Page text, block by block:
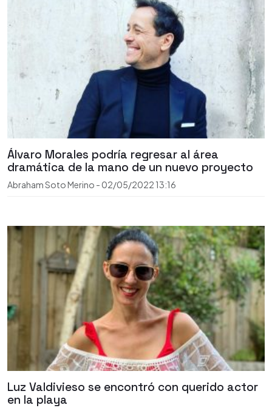
Álvaro Morales podría regresar al área
dramática de la mano de un nuevo proyecto
Abraham Soto Merino - 02/05/2022 13:16
Luz Valdivieso se encontró con querido actor
en la playa